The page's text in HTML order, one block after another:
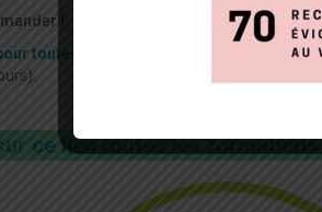
!
toutes les informations
(attention les
ce lien toutes les